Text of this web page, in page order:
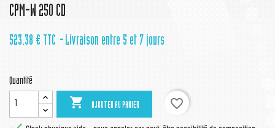
CPM-W 250 CD
523,38 € TTC Livraison entre 5 et 7 jours
Quantité
 AJOUTER AU PANIER
favorite_border